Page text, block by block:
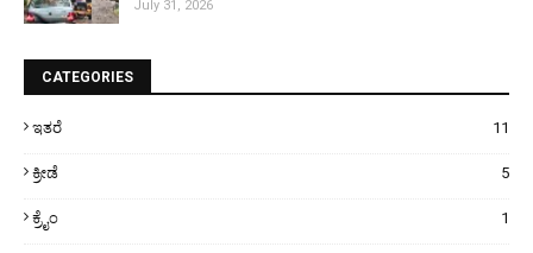
July 31, 2026
CATEGORIES
ಇತರೆ 11
ಕ್ರೀಡೆ 5
ಕ್ರೈಂ 1